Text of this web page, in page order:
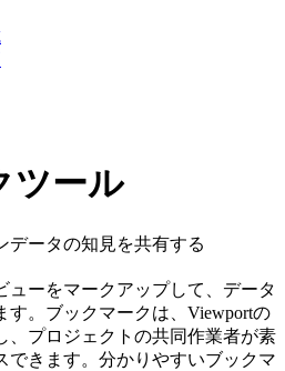
ツール
データの知見を共有する
ューをマークアップして、データ
す。ブックマークは、Viewportの
、プロジェクトの共同作業者が素
できます。分かりやすいブックマ